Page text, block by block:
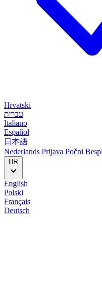
Hrvatski
עברית
Italiano
Español
日本語
Nederlands Prijava Počni
HR
English
Polski
Français
Deutsch